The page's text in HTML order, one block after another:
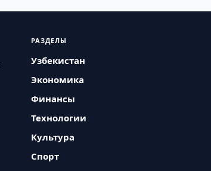
РАЗДЕЛЫ
Узбекистан
Экономика
Финансы
Технологии
Культура
Спорт